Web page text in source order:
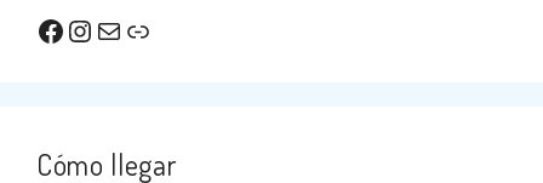
Facebook
Instagram
Correo electrónico
Enlace
Cómo llegar